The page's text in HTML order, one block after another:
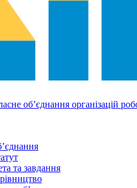
об’єднання організацій
та завдання